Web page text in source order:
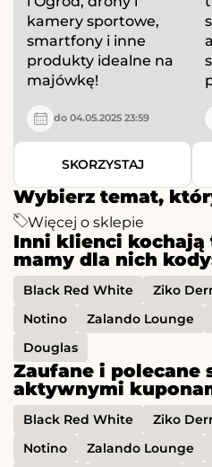
Wybierz temat,
Więcej o sklepie
Inni klienci kochają
mamy dla nich
Black Red White Ziko
Notino
Zalando Lounge
Douglas
Zaufane i polecane
aktywnymi
Black Red White Ziko
Notino
Zalando Lounge
kamery sportowe,
smartfony i inne
produkty idealne na
majówkę!
do 04.05.2025 23:59
SKORZYSTAJ